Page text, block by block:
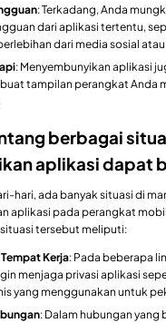
: Terkadang, Anda
dari aplikasi tertentu,
dari media sosial
: Menyembunyikan aplikasi
tampilan perangkat Anda
berbagai
aplikasi dapat
hari, ada banyak situasi di
aplikasi pada perangkat
tersebut meliputi:
Kerja: Pada beberapa
menjaga privasi aplikasi
yang menggunakan untuk
: Dalam hubungan yang